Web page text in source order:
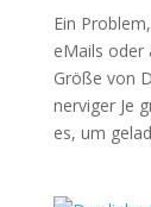
Ein
eMails oder
Größe von
nerviger Je
es, um